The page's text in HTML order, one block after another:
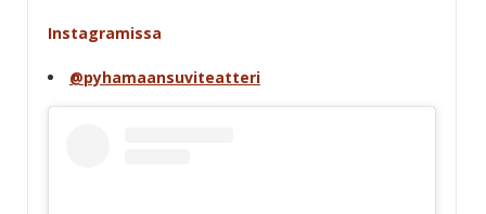
Instagramissa
@pyhamaansuviteatteri